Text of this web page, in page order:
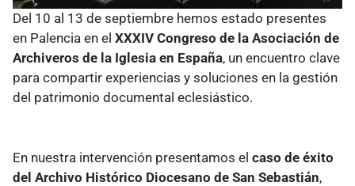
Del 10 al 13 de septiembre hemos estado presentes
en Palencia en el XXXIV Congreso de la Asociación de
Archiveros de la Iglesia en España, un encuentro clave
para compartir experiencias y soluciones en la gestión
del patrimonio documental eclesiástico.
En nuestra intervención presentamos el caso de éxito
del Archivo Histórico Diocesano de San Sebastián,